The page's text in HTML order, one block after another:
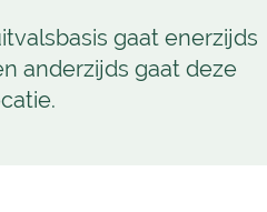
gaat enerzijds
anderzijds gaat deze